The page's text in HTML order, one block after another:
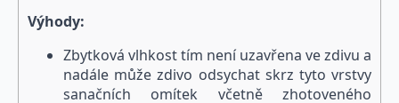
Výhody:
Zbytková vlhkost tím není uzavřena ve zdivu a
nadále může zdivo odsychat skrz tyto vrstvy
sanačních omítek včetně zhotoveného